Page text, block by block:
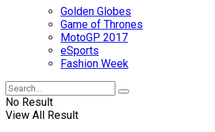
Golden Globes
Game of Thrones
MotoGP 2017
eSports
Fashion Week
No Result
View All Result